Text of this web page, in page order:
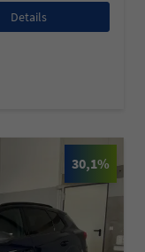
Details
30,1%